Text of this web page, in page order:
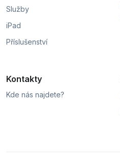
Služby
iPad
Příslušenství
Kontakty
Kde nás najdete?